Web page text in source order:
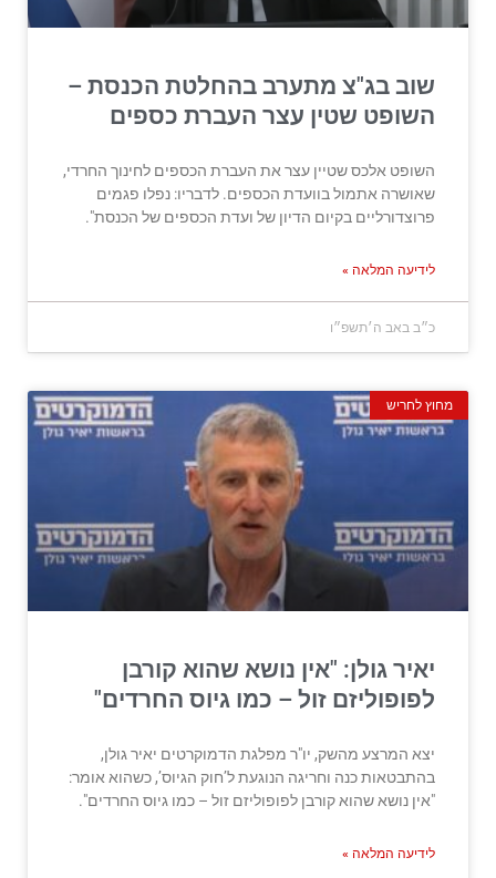
שוב בג"צ מתערב בהחלטת הכנסת –
השופט שטין עצר העברת כספים
השופט אלכס שטיין עצר את העברת הכספים לחינוך החרדי,
שאושרה אתמול בוועדת הכספים. לדבריו: נפלו פגמים
פרוצדורליים בקיום הדיון של ועדת הכספים של הכנסת".
לידיעה המלאה »
כ״ב באב ה׳תשפ״ו
מחוץ לחריש
יאיר גולן: "אין נושא שהוא קורבן
לפופוליזם זול – כמו גיוס החרדים"
יצא המרצע מהשק, יו"ר מפלגת הדמוקרטים יאיר גולן,
בהתבטאות כנה וחריגה הנוגעת ל’חוק הגיוס’, כשהוא אומר:
"אין נושא שהוא קורבן לפופוליזם זול – כמו גיוס החרדים".
לידיעה המלאה »